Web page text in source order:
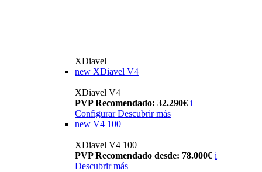
XDiavel
new XDiavel V4
XDiavel V4
PVP Recomendado: 32.290€ i
Configurar Descubrir más
new V4 100
XDiavel V4 100
PVP Recomendado desde: 78.000€ i
Descubrir más